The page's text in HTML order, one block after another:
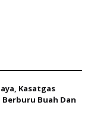
Kasatgas
Berburu Buah Dan